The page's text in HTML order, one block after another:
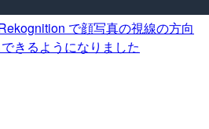
で顔写真の視線の方向
きるようになりました